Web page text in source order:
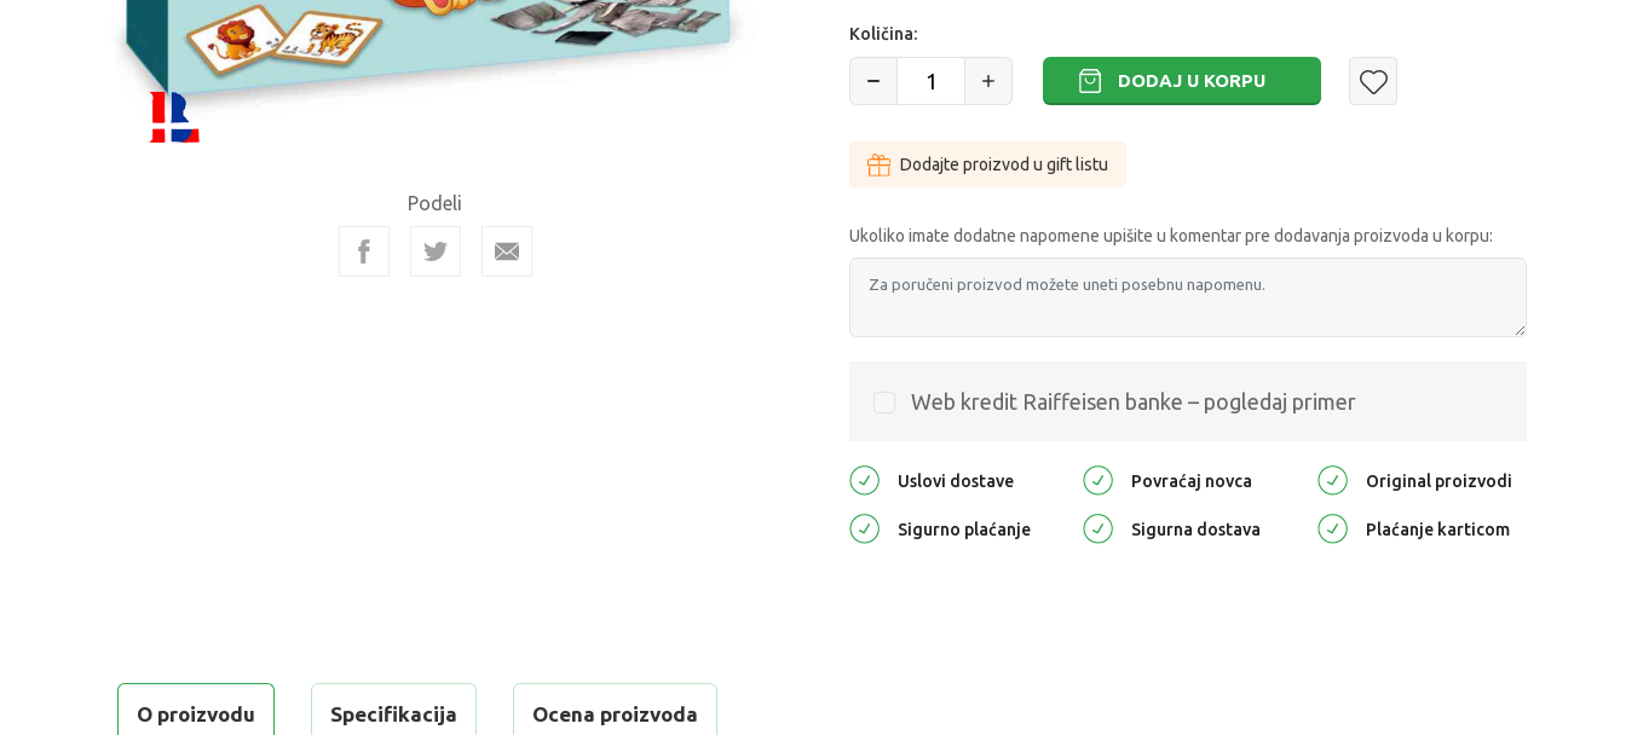
Podeli
Količina:
DODAJ U KORPU
Dodajte proizvod u gift listu
Ukoliko imate dodatne napomene upišite u komentar pre dodavanja proizvoda u korpu:
Web kredit Raiffeisen banke – pogledaj primer
Uslovi dostave Povraćaj novca Original proizvodi
Sigurno plaćanje Sigurna dostava Plaćanje karticom
O proizvodu Specifikacija Ocena proizvoda